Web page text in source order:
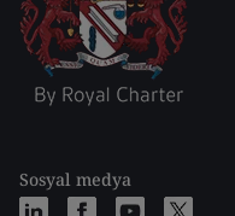
Sosyal medya